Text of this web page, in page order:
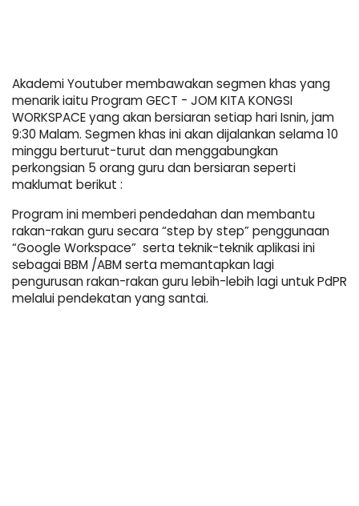
Akademi Youtuber membawakan segmen khas yang
menarik iaitu Program GECT - JOM KITA KONGSI
WORKSPACE yang akan bersiaran setiap hari Isnin, jam
9:30 Malam. Segmen khas ini akan dijalankan selama 10
minggu berturut-turut dan menggabungkan
perkongsian 5 orang guru dan bersiaran seperti
maklumat berikut :
Program ini memberi pendedahan dan membantu
rakan-rakan guru secara “step by step” penggunaan
“Google Workspace”  serta teknik-teknik aplikasi ini
sebagai BBM /ABM serta memantapkan lagi
pengurusan rakan-rakan guru lebih-lebih lagi untuk PdPR
melalui pendekatan yang santai.